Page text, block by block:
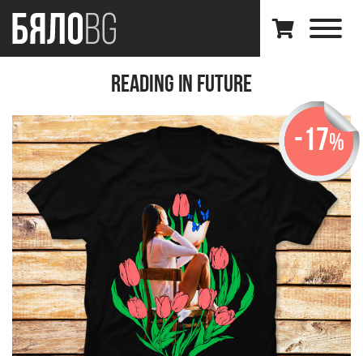
Reading in Future
-17%